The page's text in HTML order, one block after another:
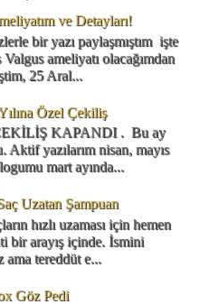
ve Detayları!
bir yazı paylaşmıştım işte
ameliyatı olacağımdan
25 Aral...
Özel Çekiliş
KAPANDI . Bu ay
Aktif yazılarım nisan, mayıs
mart ayında...
Uzatan Şampuan
hızlı uzaması için hemen
bir arayış içinde. İsmini
ama tereddüt e...
Göz Pedi